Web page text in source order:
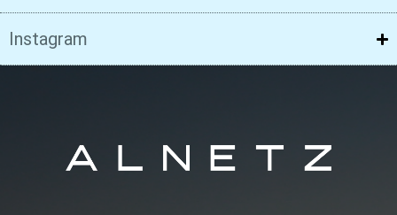
Instagram